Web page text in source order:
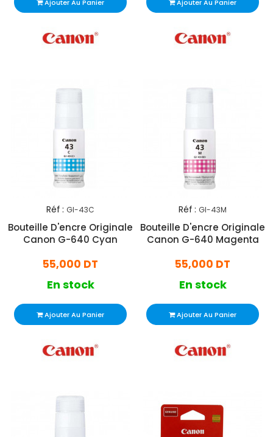
Ajouter Au Panier Ajouter Au Panier
Réf : GI-43C
Bouteille D'encre Originale
Canon G-640 Cyan
55,000 DT
En stock
Ajouter Au Panier
Réf : GI-43M
Bouteille D'encre Originale
Canon G-640 Magenta
55,000 DT
En stock
Ajouter Au Panier